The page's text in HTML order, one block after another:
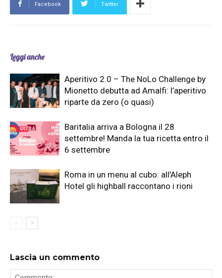
Facebook Twitter
Leggi anche
Aperitivo 2.0 – The NoLo Challenge by
Mionetto debutta ad Amalfi: l’aperitivo
riparte da zero (o quasi)
Baritalia arriva a Bologna il 28
settembre! Manda la tua ricetta entro il
6 settembre
Roma in un menu al cubo: all’Aleph
Hotel gli highball raccontano i rioni
Lascia un commento